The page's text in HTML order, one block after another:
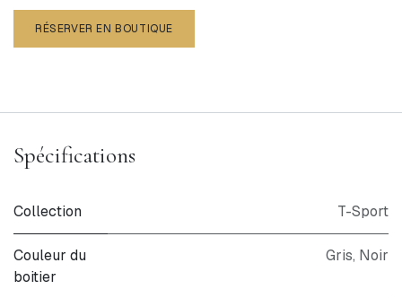
RÉSERVER EN BOUTIQUE
Spécifications
Collection T-Sport
Couleur du
boitier
Gris, Noir